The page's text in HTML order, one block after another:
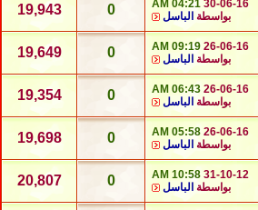
30-06-16
04:21 AM
بواسطة الباسل 0
19,943
26-06-16
09:19 AM
بواسطة الباسل 0
19,649
26-06-16
06:43 AM
بواسطة الباسل 0
19,354
26-06-16
05:58 AM
بواسطة الباسل 0
19,698
31-10-12
10:58 AM
بواسطة الباسل 0
20,807